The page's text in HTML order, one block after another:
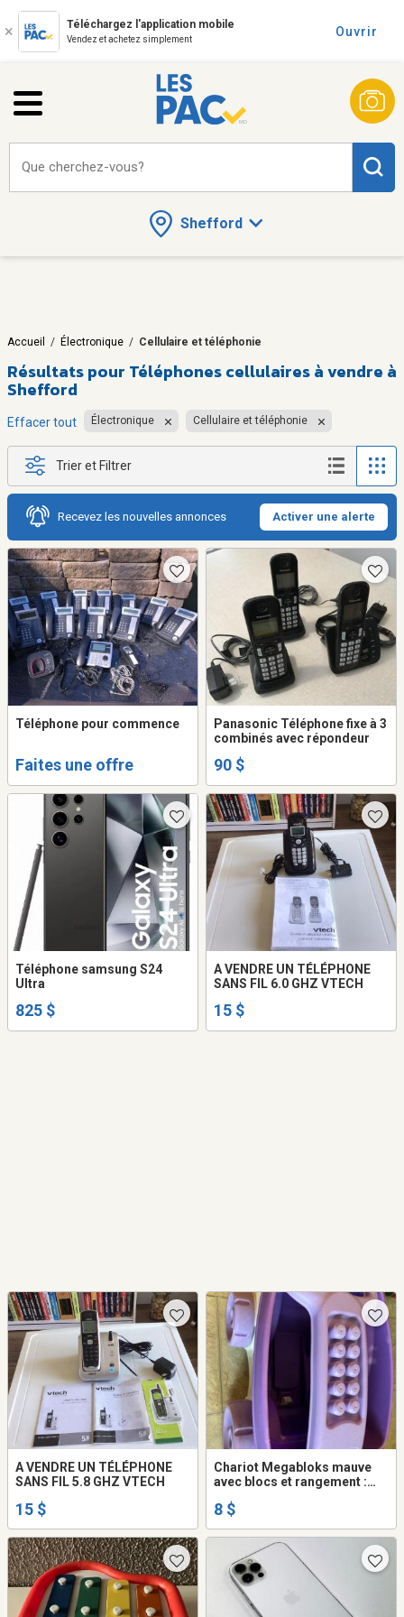
Téléchargez l'application mobile
Vendez et achetez simplement
Ouvrir
Shefford
Que cherchez-vous?
Accueil / Électronique / Cellulaire et téléphonie
Résultats pour Téléphones cellulaires à vendre à
Shefford
Effacer tout Électronique Cellulaire et téléphonie
Trier et Filtrer
Recevez les nouvelles annonces Activer une alerte
Téléphone pour commence
Faites une offre
Panasonic Téléphone fixe à 3
combinés avec répondeur
90 $
Téléphone samsung S24
Ultra
825 $
A VENDRE UN TÉLÉPHONE
SANS FIL 6.0 GHZ VTECH
15 $
A VENDRE UN TÉLÉPHONE
SANS FIL 5.8 GHZ VTECH
15 $
Chariot Megabloks mauve
avec blocs et rangement :
mois à 4 ans
8 $